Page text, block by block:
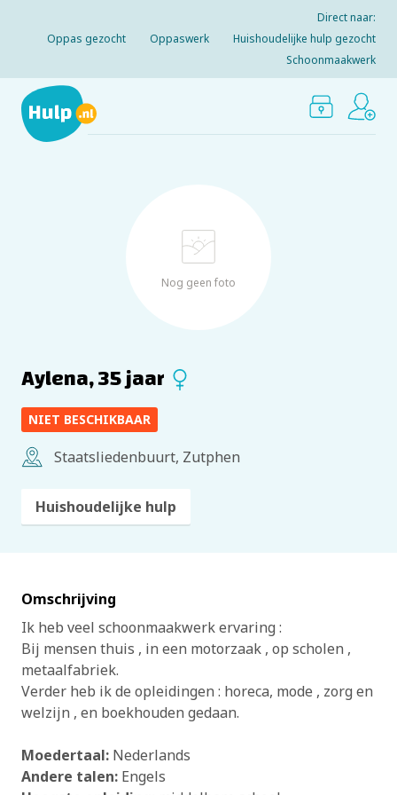
Direct naar:
Oppas gezocht
Oppaswerk
Huishoudelijke hulp gezocht
Schoonmaakwerk
Nog geen foto
Aylena, 35 jaar
NIET BESCHIKBAAR
Staatsliedenbuurt, Zutphen
Huishoudelijke hulp
Omschrijving
Ik heb veel schoonmaakwerk ervaring :
Bij mensen thuis , in een motorzaak , op scholen ,
metaalfabriek.
Verder heb ik de opleidingen : horeca, mode , zorg en
welzijn , en boekhouden gedaan.
Moedertaal: Nederlands
Andere talen: Engels